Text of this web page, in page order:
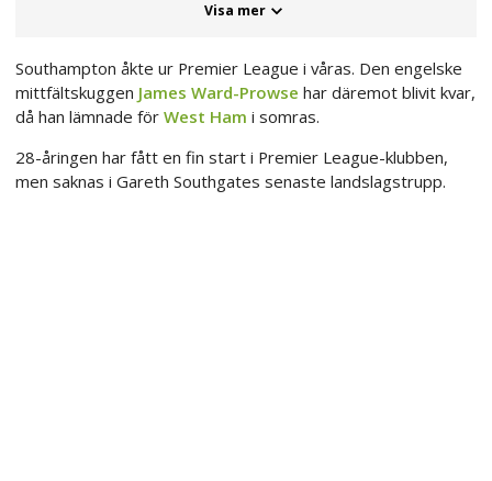
Visa mer
Southampton åkte ur Premier League i våras. Den engelske
mittfältskuggen James Ward-Prowse har däremot blivit kvar,
då han lämnade för West Ham i somras.
28-åringen har fått en fin start i Premier League-klubben,
men saknas i Gareth Southgates senaste landslagstrupp.